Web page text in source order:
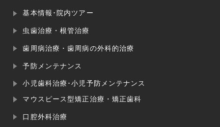
基本情報･院内ツアー
虫歯治療・根管治療
歯周病治療・歯周病の外科的治療
予防メンテナンス
小児歯科治療･小児予防メンテナンス
マウスピース型矯正治療・矯正歯科
口腔外科治療